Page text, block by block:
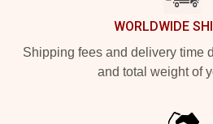
WORLDWIDE
Shipping fees and delivery time
and total weight of